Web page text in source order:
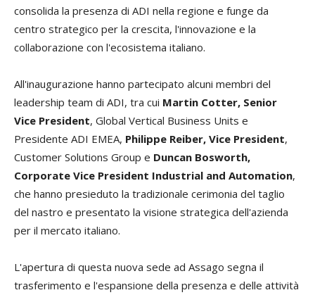
consolida la presenza di ADI nella regione e funge da
centro strategico per la crescita, l'innovazione e la
collaborazione con l'ecosistema italiano.
All'inaugurazione hanno partecipato alcuni membri del
leadership team di ADI, tra cui Martin Cotter, Senior
Vice President, Global Vertical Business Units e
Presidente ADI EMEA, Philippe Reiber, Vice President,
Customer Solutions Group e Duncan Bosworth,
Corporate Vice President Industrial and Automation,
che hanno presieduto la tradizionale cerimonia del taglio
del nastro e presentato la visione strategica dell'azienda
per il mercato italiano.
L'apertura di questa nuova sede ad Assago segna il
trasferimento e l'espansione della presenza e delle attività